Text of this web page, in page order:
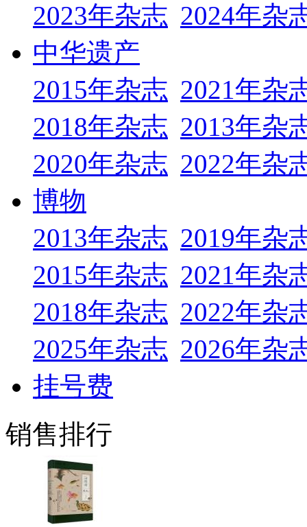
2023年杂志 2024年杂
中华遗产
2015年杂志 2021年杂
2018年杂志 2013年杂
2020年杂志 2022年杂
博物
2013年杂志 2019年杂
2015年杂志 2021年杂
2018年杂志 2022年杂
2025年杂志 2026年杂
挂号费
销售排行